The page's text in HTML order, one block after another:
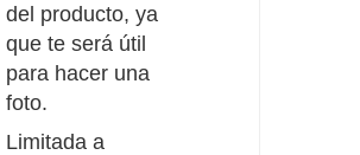
del producto, ya
que te será útil
para hacer una
foto.
Limitada a